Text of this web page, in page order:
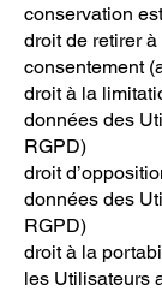
conservation
droit de retirer
consentement
droit à la
données des
RGPD)
droit
données des
RGPD)
droit à la
les Utilisateurs